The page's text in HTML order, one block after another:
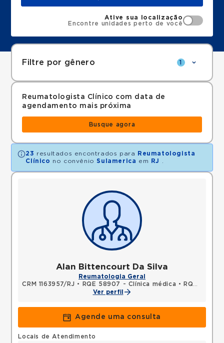
Ative sua localização
Encontre unidades perto de você
Filtre por gênero 1
Reumatologista Clínico com data de
agendamento mais próxima
Busque agora
23 resultados encontrados para
Reumatologista
Clínico no convênio Sulamerica em RJ
Alan Bittencourt Da Silva
Reumatologia Geral
CRM 1163957/RJ • RQE 58907 - Clínica médica •
RQE 60360 - Reumatologia
Ver perfil
Agende uma consulta
Locais de Atendimento